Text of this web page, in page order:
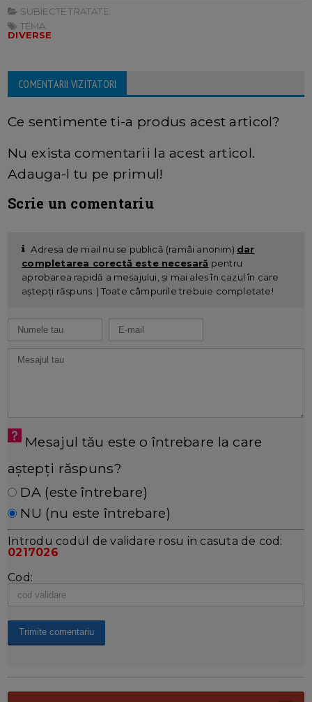
SUBIECTE TRATATE:
TEMA:
DIVERSE
COMENTARII VIZITATORI
Ce sentimente ti-a produs acest articol?
Nu exista comentarii la acest articol.
Adauga-l tu pe primul!
Scrie un comentariu
Adresa de mail nu se publică (ramâi anonim) dar
completarea corectă este necesară pentru
aprobarea rapidă a mesajului, și mai ales în cazul în care
aștepți răspuns. | Toate câmpurile trebuie completate!
Mesajul tău este o întrebare la care
aștepți răspuns?
DA (este întrebare)
NU (nu este întrebare)
Introdu codul de validare rosu in casuta de cod:
0217026
Cod: